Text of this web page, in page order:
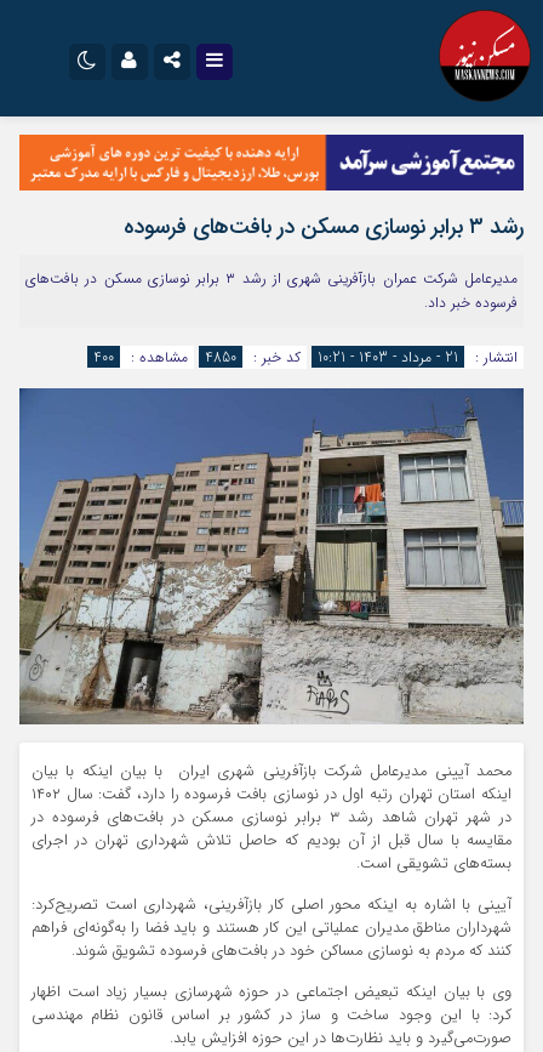
اینستاگرام
تلگرام
سروش
ایتا
آپارات
اپلیکیشن
نام کاربری یا نشانی ایمیل
رمز عبور
رشد ۳ برابر نوسازی مسکن در بافت‌های فرسوده
مدیرعامل شرکت عمران بازآفرینی شهری از رشد ۳ برابر نوسازی مسکن در بافت‌های
فرسوده خبر داد.
انتشار : 21 - مرداد - 1403 - 10:21 کد خبر : 4850 مشاهده : 400
محمد آیینی مدیرعامل شرکت بازآفرینی شهری ایران با بیان اینکه با بیان
اینکه استان تهران رتبه اول در نوسازی بافت فرسوده را دارد، گفت: سال ۱۴۰۲
در شهر تهران شاهد رشد ۳ برابر نوسازی مسکن در بافت‌های فرسوده در
مقایسه با سال قبل از آن بودیم که حاصل تلاش شهرداری تهران در اجرای
بسته‌های تشویقی است.
آیینی با اشاره به اینکه محور اصلی کار بازآفرینی، شهرداری است تصریح‌کرد:
شهرداران مناطق مدیران عملیاتی این کار هستند و باید فضا را به‌گونه‌ای فراهم
کنند که مردم به نوسازی مساکن خود در بافت‌های فرسوده تشویق شوند.
وی با بیان اینکه تبعیض اجتماعی در حوزه شهرسازی بسیار زیاد است اظهار
کرد: با این وجود ساخت و ساز در کشور بر اساس قانون نظام مهندسی
صورت‌می‌گیرد و باید نظارت‌ها در این حوزه افزایش یابد.